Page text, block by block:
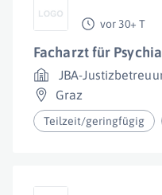
vor 30+ T
Facharzt für
JBA-
Graz
Teilzeit/geringfügig